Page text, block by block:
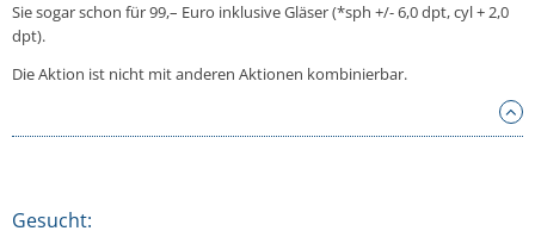
Sie sogar schon für 99,– Euro inklusive Gläser (*sph +/- 6,0 dpt, cyl + 2,0
dpt).
Die Aktion ist nicht mit anderen Aktionen kombinierbar.
Gesucht: